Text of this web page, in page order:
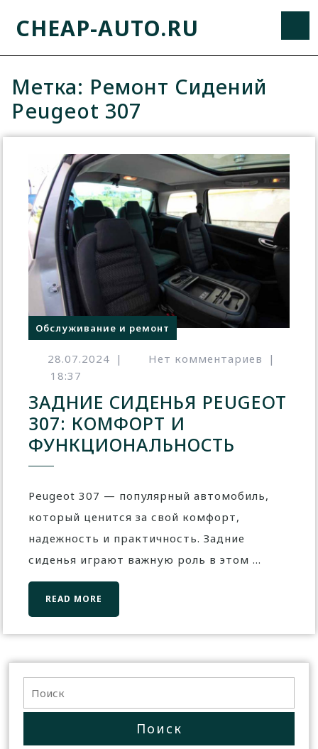
CHEAP-AUTO.RU
Метка: Ремонт Сидений
Peugeot 307
Обслуживание и ремонт
28.07.2024 | Нет комментариев
|
18:37
ЗАДНИЕ СИДЕНЬЯ PEUGEOT
307: КОМФОРТ И
ФУНКЦИОНАЛЬНОСТЬ
Peugeot 307 — популярный автомобиль,
который ценится за свой комфорт,
надежность и практичность. Задние
сиденья играют важную роль в этом ...
READ MORE